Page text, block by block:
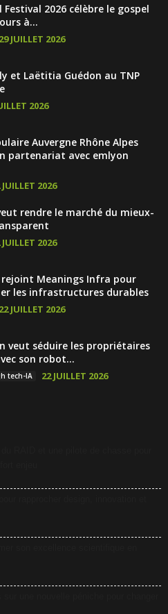
Festival 2026 célèbre le gospel
à...
29 JUILLET 2026
et Laëtitia Guédon au TNP
2026
Auvergne Rhône Alpes
partenariat avec emlyon
JUILLET 2026
rendre le marché du mieux-
JUILLET 2026
Meanings Infra pour
les infrastructures durables
22 JUILLET 2026
veut séduire les propriétaires
son robot...
tech-IA 22 JUILLET 2026